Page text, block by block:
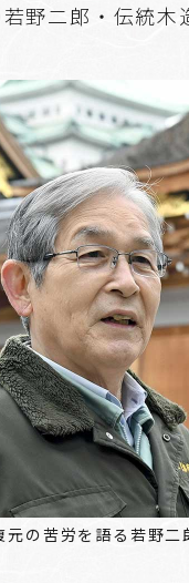
野二郎・伝統木
の苦労を語る若野二